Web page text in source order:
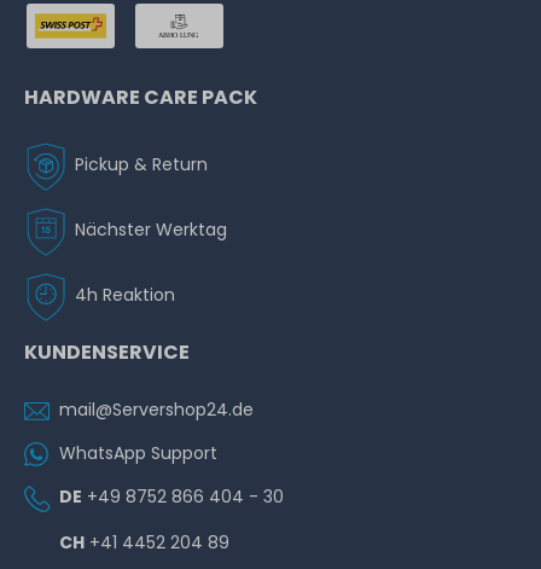
HARDWARE CARE PACK
Pickup & Return
Nächster Werktag
4h Reaktion
KUNDENSERVICE
mail@Servershop24.de
WhatsApp Support
DE +49 8752 866 404 - 30
CH +41 4452 204 89